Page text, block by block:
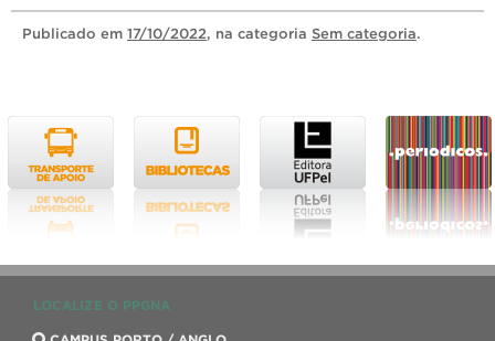
Publicado em 17/10/2022, na categoria Sem categoria.
LOCALIZE O PPGNA